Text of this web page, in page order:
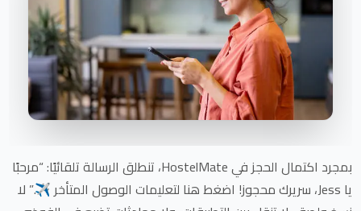
بمجرد اكتمال الحجز في HostelMate، تنطلق الرسالة تلقائيًا: “مرحبًا
يا Jess، سريرك محجوز! اضغط هنا لتعليمات الوصول المتأخر ✈️.” لا